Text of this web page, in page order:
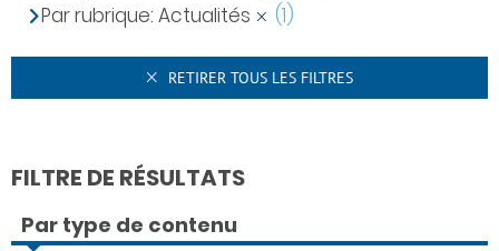
Par rubrique: Actualités
(1)
RETIRER TOUS LES FILTRES
FILTRE DE RÉSULTATS
Par type de contenu